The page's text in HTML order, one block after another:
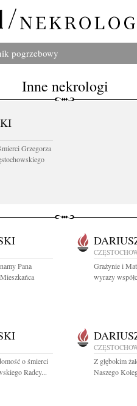
pogrzebowy
Inne nekrologi
Grzegorza
Pana
Grażynie i
wyrazy
o śmierci
Radcy...
Z głębokim
Naszego